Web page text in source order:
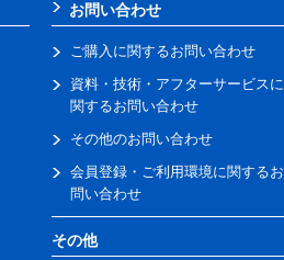
お問い合わせ
ご購入に関するお問い合わせ
資料・技術・アフターサービスに
関するお問い合わせ
その他のお問い合わせ
会員登録・ご利用環境に関するお
問い合わせ
その他